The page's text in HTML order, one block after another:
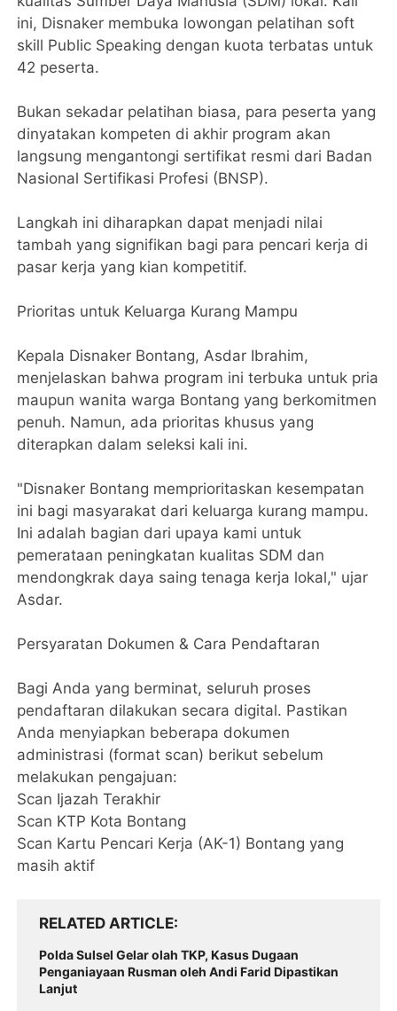
ini, Disnaker membuka lowongan pelatihan soft
skill Public Speaking dengan kuota terbatas untuk
42 peserta.
​Bukan sekadar pelatihan biasa, para peserta yang
dinyatakan kompeten di akhir program akan
langsung mengantongi sertifikat resmi dari Badan
Nasional Sertifikasi Profesi (BNSP).
Langkah ini diharapkan dapat menjadi nilai
tambah yang signifikan bagi para pencari kerja di
pasar kerja yang kian kompetitif.
​Prioritas untuk Keluarga Kurang Mampu
​Kepala Disnaker Bontang, Asdar Ibrahim,
menjelaskan bahwa program ini terbuka untuk pria
maupun wanita warga Bontang yang berkomitmen
penuh. Namun, ada prioritas khusus yang
diterapkan dalam seleksi kali ini.
​"Disnaker Bontang memprioritaskan kesempatan
ini bagi masyarakat dari keluarga kurang mampu.
Ini adalah bagian dari upaya kami untuk
pemerataan peningkatan kualitas SDM dan
mendongkrak daya saing tenaga kerja lokal," ujar
Asdar.
​Persyaratan Dokumen & Cara Pendaftaran
​Bagi Anda yang berminat, seluruh proses
pendaftaran dilakukan secara digital. Pastikan
Anda menyiapkan beberapa dokumen
administrasi (format scan) berikut sebelum
melakukan pengajuan:
​Scan Ijazah Terakhir
​Scan KTP Kota Bontang
​Scan Kartu Pencari Kerja (AK-1) Bontang yang
masih aktif
RELATED ARTICLE
Polda Sulsel Gelar olah TKP, Kasus Dugaan
Penganiayaan Rusman oleh Andi Farid Dipastikan
Lanjut